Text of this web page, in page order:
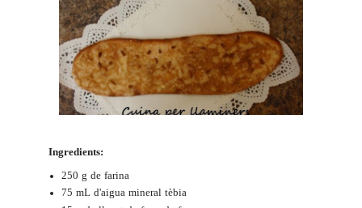
Ingredients:
250 g de farina
75 mL d'aigua mineral tèbia